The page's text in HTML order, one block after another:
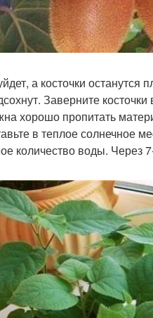
а косточки
Заверните
хорошо пропитать
в теплое солнечное
количество воды. Через